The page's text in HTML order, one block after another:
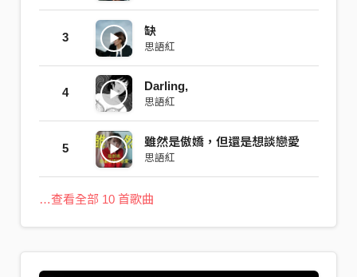
3 缺
思語紅
4 Darling,
思語紅
5 雖然是傲嬌，但還是想談戀愛
思語紅
…查看全部 10 首歌曲